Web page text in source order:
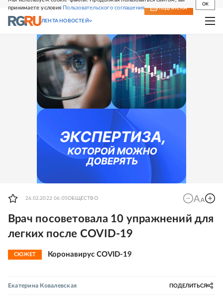
принимаете условия Пользовательского соглашения
OK
СВЕЖИЙ НОМЕР ПОДПИСКА
ЛЕНТА НОВОСТЕЙ
26.02.2022 06:05ОБЩЕСТВО
Врач посоветовала 10 упражнений для
легких после COVID-19
СЮЖЕТ Коронавирус COVID-19
Екатерина Ковалевская ПОДЕЛИТЬСЯ